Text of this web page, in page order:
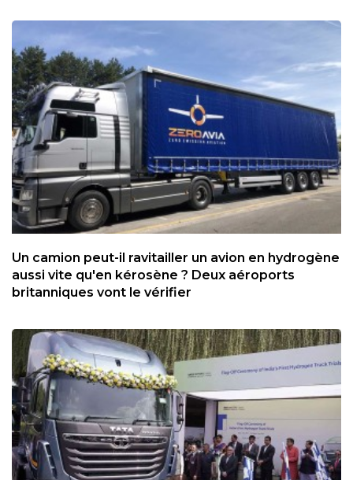
Un camion peut-il ravitailler un avion en hydrogène
aussi vite qu'en kérosène ? Deux aéroports
britanniques vont le vérifier